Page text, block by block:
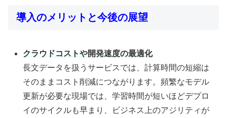
導入のメリットと今後の展望
クラウドコストや開発速度の最適化
長文データを扱うサービスでは、計算時間の短縮は
そのままコスト削減につながります。頻繁なモデル
更新が必要な現場では、学習時間が短いほどデプロ
イのサイクルも早まり、ビジネス上のアジリティが